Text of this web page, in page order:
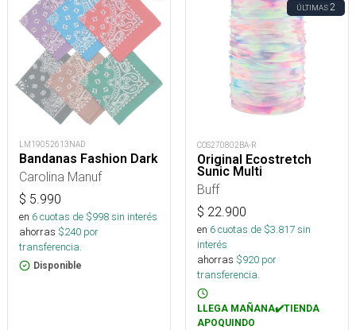
LM19052613NAD
Bandanas Fashion Dark
Carolina Manuf
$ 5.990
en 6cuotas de $998sin interés
ahorras $240 por
transferencia.
Disponible
ÚLTIMAS2
COS270802BA-R
Original Ecostretch
Sunic Multi
Buff
$ 22.900
en 6cuotas de $3.817sin
interés
ahorras $920 por
transferencia.
LLEGA MAÑANA✔️TIENDA
APOQUINDO